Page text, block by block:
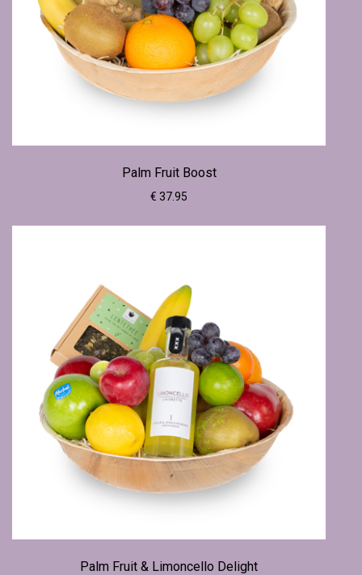
Palm Fruit Boost
€ 37.95
Palm Fruit & Limoncello Delight